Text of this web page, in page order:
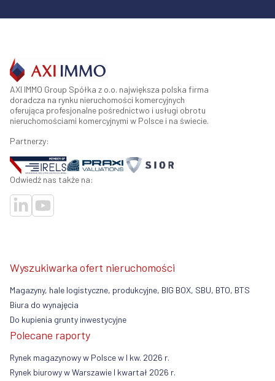
AXI IMMO Group Spółka z o.o. największa polska firma
doradcza na rynku nieruchomości komercyjnych
oferująca profesjonalne pośrednictwo i usługi obrotu
nieruchomościami komercyjnymi w Polsce i na świecie.
Partnerzy:
Odwiedź nas także na:
Wyszukiwarka ofert nieruchomości
Magazyny, hale logistyczne, produkcyjne, BIG BOX, SBU, BTO, BTS
Biura do wynajęcia
Do kupienia grunty inwestycyjne
Polecane raporty
Rynek magazynowy w Polsce w I kw. 2026 r.
Rynek biurowy w Warszawie I kwartał 2026 r.